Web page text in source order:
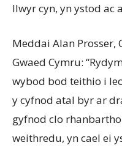
llwyr cyn, yn ystod ac
Meddai Alan Prosser,
Gwaed Cymru:
wybod bod teithio i
y cyfnod atal byr ar
gyfnod clo
weithredu, yn cael ei